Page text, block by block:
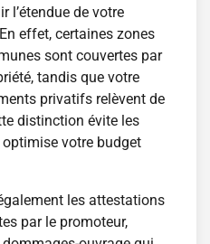
l’étendue de votre
effet, certaines zones
sont couvertes par
tandis que votre
privatifs relèvent de
distinction évite les
votre budget
les attestations
par le promoteur,